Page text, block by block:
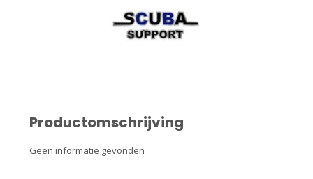
Productomschrijving
Geen informatie gevonden